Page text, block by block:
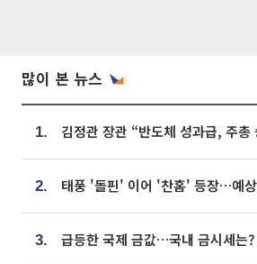
많이 본 뉴스
1.
2.
3. 급등한 국제 금값…국내 금시세는?